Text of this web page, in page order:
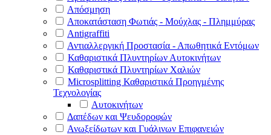
Απόσμηση
Αποκατάσταση Φωτιάς - Μούχλας - Πλημμύρας
Antigraffiti
Αντιαλλεργική Προστασία - Απωθητικά Εντόμων
Καθαριστικά Πλυντηρίων Αυτοκινήτων
Καθαριστικά Πλυντηρίων Χαλιών
Microsplitting Καθαριστικά Προηγμένης
Τεχνολογίας
Αυτοκινήτων
Δαπέδων και Ψευδοροφών
Ανωξείδωτων και Γυάλινων Επιφανειών